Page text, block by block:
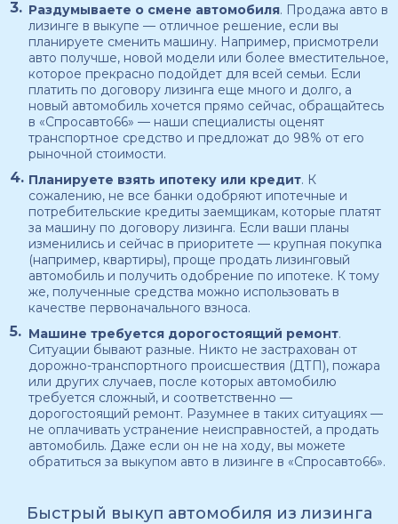
Раздумываете о смене автомобиля. Продажа авто в
лизинге в выкупе — отличное решение, если вы
планируете сменить машину. Например, присмотрели
авто получше, новой модели или более вместительное,
которое прекрасно подойдет для всей семьи. Если
платить по договору лизинга еще много и долго, а
новый автомобиль хочется прямо сейчас, обращайтесь
в «Спросавто66» — наши специалисты оценят
транспортное средство и предложат до 98% от его
рыночной стоимости.
Планируете взять ипотеку или кредит. К
сожалению, не все банки одобряют ипотечные и
потребительские кредиты заемщикам, которые платят
за машину по договору лизинга. Если ваши планы
изменились и сейчас в приоритете — крупная покупка
(например, квартиры), проще продать лизинговый
автомобиль и получить одобрение по ипотеке. К тому
же, полученные средства можно использовать в
качестве первоначального взноса.
Машине требуется дорогостоящий ремонт.
Ситуации бывают разные. Никто не застрахован от
дорожно-транспортного происшествия (ДТП), пожара
или других случаев, после которых автомобилю
требуется сложный, и соответственно —
дорогостоящий ремонт. Разумнее в таких ситуациях —
не оплачивать устранение неисправностей, а продать
автомобиль. Даже если он не на ходу, вы можете
обратиться за выкупом авто в лизинге в «Спросавто66».
Быстрый выкуп автомобиля из лизинга